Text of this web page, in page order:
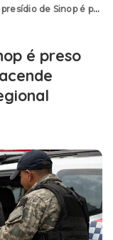
furto residencial e reacende debate sobre segurança regional
é preso